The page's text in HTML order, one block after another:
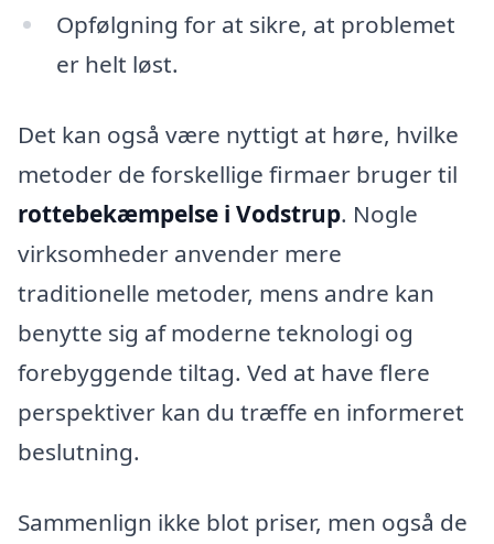
Opfølgning for at sikre, at problemet
er helt løst.
Det kan også være nyttigt at høre, hvilke
metoder de forskellige firmaer bruger til
rottebekæmpelse i Vodstrup. Nogle
virksomheder anvender mere
traditionelle metoder, mens andre kan
benytte sig af moderne teknologi og
forebyggende tiltag. Ved at have flere
perspektiver kan du træffe en informeret
beslutning.
Sammenlign ikke blot priser, men også de